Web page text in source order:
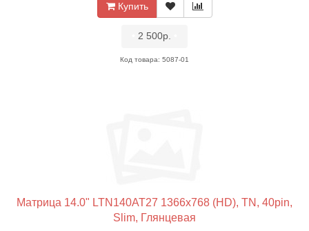
Купить
2 500р.
Код товара: 5087-01
Матрица 14.0" LTN140AT27 1366x768 (HD), TN, 40pin,
Slim, Глянцевая